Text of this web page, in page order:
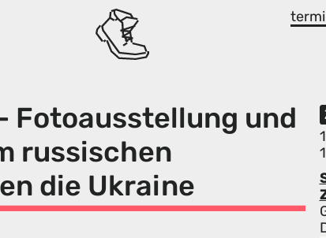
Fotoausstellung und
russischen
die Ukraine